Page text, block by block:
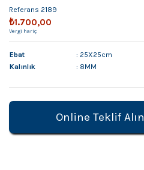
Referans 2189
₺1.700,00
Vergi hariç
Ebat
: 25X25cm
Kalınlık
: 8MM
Online Teklif Alın